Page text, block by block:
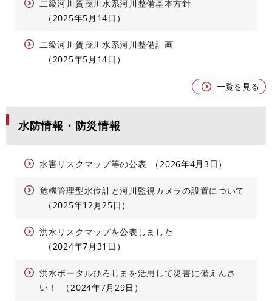
二級河川賀茂川水系河川整備基本方針
2025年5月14日
二級河川賀茂川水系河川整備計画
2025年5月14日
一覧を見る
水防情報・防災情報
水害リスクマップ等の公表 2026年4月3日
危機管理型水位計と河川監視カメラの設置について
2025年12月25日
洪水リスクマップを公表しました
2024年7月31日
洪水ポータルひろしまを活用して災害に備えんさ
い！
2024年7月29日